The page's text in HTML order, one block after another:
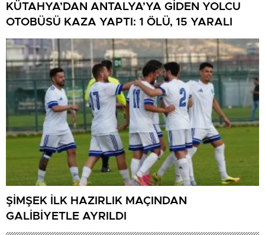
KÜTAHYA’DAN ANTALYA’YA GİDEN YOLCU
OTOBÜSÜ KAZA YAPTI: 1 ÖLÜ, 15 YARALI
ŞİMŞEK İLK HAZIRLIK MAÇINDAN
GALİBİYETLE AYRILDI